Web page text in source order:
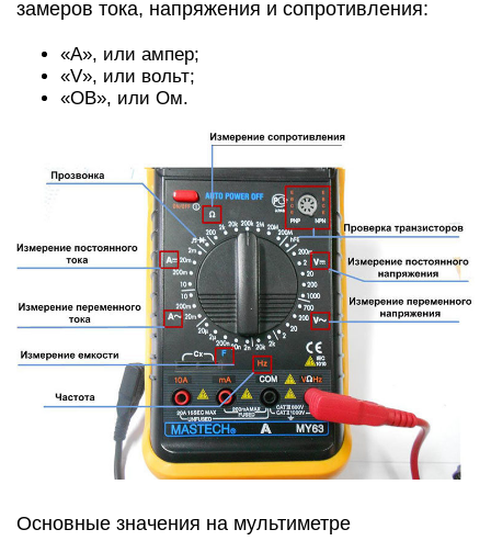
замеров тока, напряжения и сопротивления:
«A», или ампер;
«V», или вольт;
«ОВ», или Ом.
Основные значения на мультиметре